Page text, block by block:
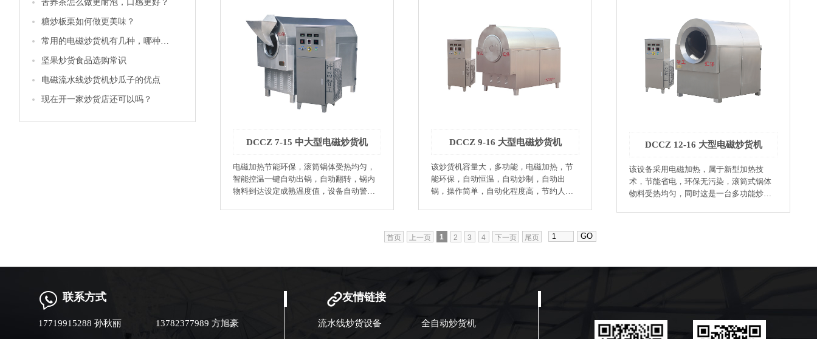
苦荞茶怎么做更耐泡，口感更好？
糖炒板栗如何做更美味？
常用的电磁炒货机有几种，哪种性价比更高一些？
坚果炒货食品选购常识
电磁流水线炒货机炒瓜子的优点
现在开一家炒货店还可以吗？
围：1-5kw ●配用动力：0.25kw ●实用电
压：220V ●外形尺寸（mm）：
900×570×1150 ●锅体尺寸（mm）：
400×500
（mm）：930×660×1270 ●锅体尺寸
（mm）：500×400
花生米、油菜籽、大豆 ●饮品：咖啡豆、
苦荞、麦片、大麦芽 ●制茶业：茶叶 杀
青、烘干 ●膨化食品：大米、小米、年糕
片、年糕条、虾条 ●杂粮加工业：大米、
青稞、豆类、谷类 ●调味品业：辣椒、花
椒、大茴香、小茴香 ●制药业：中药炮制 ●
环保：该机是采用电磁加热，对作业环境
＜滚筒＞、保护热量不能向外散放，热效
备节电45%以上。 ●人机界面：人性化设
控性强：智能控温、在烘炒作业中温度控
制精度可达±2%，保证烘炒品每锅品质相
同，色泽一致，对操作人员技能要求低，
能：故障显示一目了然。 ●温度高：最高
膨化食品：大米、小米、年糕片、年糕
条、虾条 ●杂粮加工业：大米、青稞、豆
香、小茴香 ●制药业：中药炮制 ●型号：
DCCZ 5-10 ●生产率：30-60kg/h ●功率范
500×1000 ●环保：该机是采用电磁加热，
用复合锅体＜滚筒＞、保护热量不能向外
散放，热效率可达95%以上，比传统的电
加热烘炒设备节电45%以上。 ●人机界面：
捷。 ●可控性强：智能控温、在烘炒作业
锅品质相同，色泽一致，对操作人员技能
业：芝麻、花生米、油菜籽、大豆 ●饮
品：咖啡豆、苦荞、麦片、大麦芽 ●制茶
业：茶叶杀青、烘干 ●膨化食品：大米、
小米、年糕片、虾条、年糕条 ●杂粮加工
业：大米、青稞、豆类、谷类 ●调味品
业：辣椒、花椒、大茴香、小茴香 ●制药
业：中药炮制 ●饲料业：原材料烘炒 ●化工
业：烘干与加热化工原料 ●环保：该机是
热量不能向外散放，热效率可达95%以
上，比传统的电加热烘炒设备节电45%以
上。 ●用料考究：全部采用不锈钢材料，
保证烘炒制品的卫生与安全，符合GMP标
准。 ●人机界面：人性化设计，智能控
制、参数设定方便快捷。 ●可控性强：智
能控温，在烘炒作业中温度控制精度可达
（mm）：700×1000
DCCZ 7-15 中大型电磁炒货机
电磁加热节能环保，滚筒锅体受热均匀，
智能控温一键自动出锅，自动翻转，锅内
物料到达设定成熟温度值，设备自动警
调味品业：辣椒、花椒、大茴香、小茴香
●化工业：烘干与加热化工原料 ●环保：该
DCCZ 9-16 大型电磁炒货机
该炒货机容量大，多功能，电磁加热，节
能环保，自动恒温，自动炒制，自动出
锅，操作简单，自动化程度高，节约人力
果、印加果、夏威夷果 ●榨油业：芝麻、
饲料业：原材料烘炒 ●化工业：烘干与加
DCCZ 12-16 大型电磁炒货机
该设备采用电磁加热，属于新型加热技
术，节能省电，环保无污染，滚筒式锅体
物料受热均匀，同时这是一台多功能炒货
业：芝麻、花生米、油菜籽、大豆 ●饮
业：辣椒、花椒、大茴香、小茴香 ●制药
首页 上一页 1 2 3 4 下一页 尾页
联系方式
17719915288 孙秋丽 13782377989 方旭豪
友情链接
流水线炒货设备 全自动炒货机